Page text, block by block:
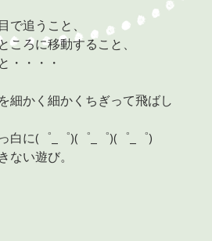
で追うこと、
ころに移動すること、
・・・・
細かく細かくちぎって飛ばし
白に(゜_゜)(゜_゜)(゜_゜)
ない遊び。